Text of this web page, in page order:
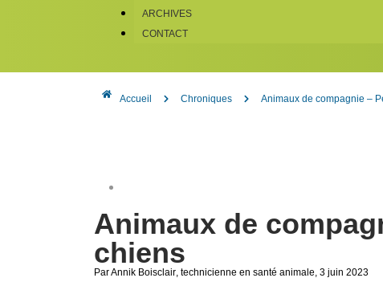
ARCHIVES
CONTACT
Accueil Chroniques Animaux de compagnie –
Animaux de
chiens
Par Annik Boisclair , technicienne en santé animale , 3 juin 2023